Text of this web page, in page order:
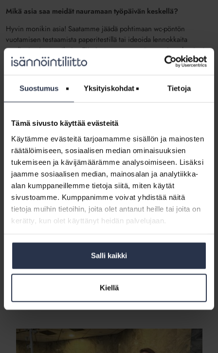
Suostumus Yksityiskohdat Tietoja
Tämä sivusto käyttää evästeitä
Käytämme evästeitä tarjoamamme sisällön ja mainosten
räätälöimiseen, sosiaalisen median ominaisuuksien
tukemiseen ja kävijämäärämme analysoimiseen. Lisäksi
jaamme sosiaalisen median, mainosalan ja analytiikka-
alan kumppaneillemme tietoja siitä, miten käytät
sivustoamme. Kumppanimme voivat yhdistää näitä
tietoja muihin tietoihin, joita olet antanut heille tai joita on
kerätty, kun olet käyttänyt heidän palvelujaan.
Salli kaikki
Kiellä
Mikä asia saa meidät nauramaan työpäivän keskellä?
Hyvin monikin asia! Saatamme jäädä pohtimaan wc-pöntön
vuotamisen testaamista paperitestillä tai ideoida lennokkaita
mediaviestinnän aiheita. Tiimissämme on myös ruotsia puhuvia, ja
välillä puheessamme vilahtelee hauskoja kielikukkasia.
Toimiston
tutuksi:
ja
tapahtumat
-
yksikkö
tapahtumat -yksikkö
Juttusarjassa tutustutaan Isännöintiliiton eri tiimeihin. Mitkä ovat tiiminne
tapahtumatuotannosta, myynnistä ja näiden markkinoinnista. Käytännössä
Isännöintiliiton
toimiston